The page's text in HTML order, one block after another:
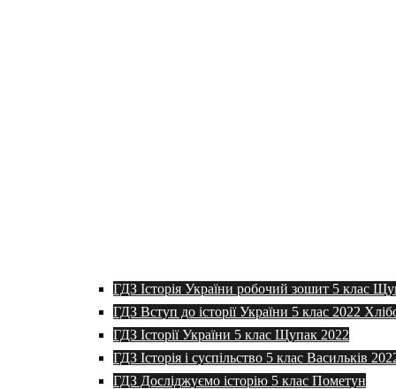
ГДЗ Історія України робочий зошит 5 клас
ГДЗ Вступ до історії України 5 клас 2022
ГДЗ Історії України 5 клас Щупак 2022
ГДЗ Історія і суспільство 5 клас Васильків
ГДЗ Досліджуємо історію 5 клас Пометун